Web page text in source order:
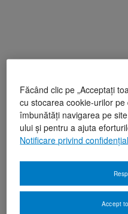
Făcând clic pe „Acceptați
cu stocarea cookie-urilor
îmbunătăți navigarea pe
ului și pentru a ajuta
Notificare privind
Accept